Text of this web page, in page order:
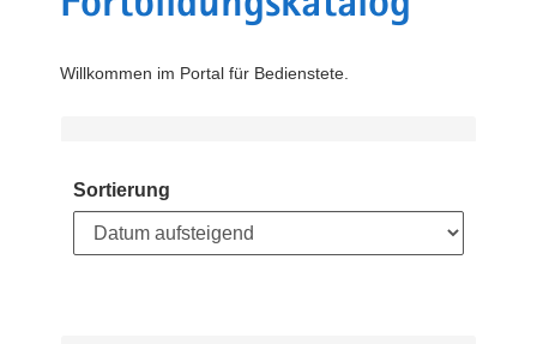
Willkommen im Portal für Bedienstete.
Sortierung